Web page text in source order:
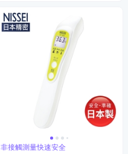
非接觸測量快速安全